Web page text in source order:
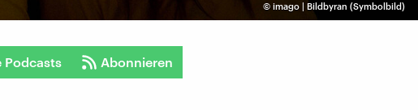
© imago | Bildbyran (Symbolbild)
Podcasts Abonnieren